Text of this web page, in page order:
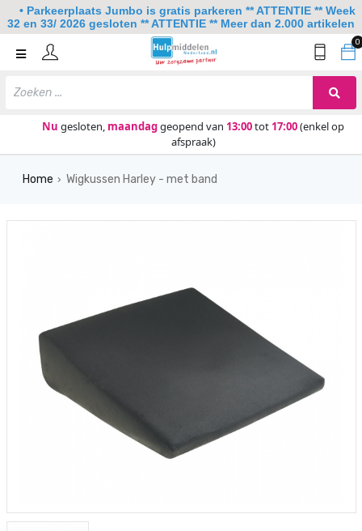
0
Nu gesloten, maandaggeopend van 13:00tot 17:00(enkel op
afspraak)
Home
Keuken
Home › Wigkussen Harley - met band
• Parkeerplaats Jumbo is gratis parkeren ** ATTENTIE ** Week
32 en 33/ 2026 gesloten ** ATTENTIE ** Meer dan 2.000 artikelen